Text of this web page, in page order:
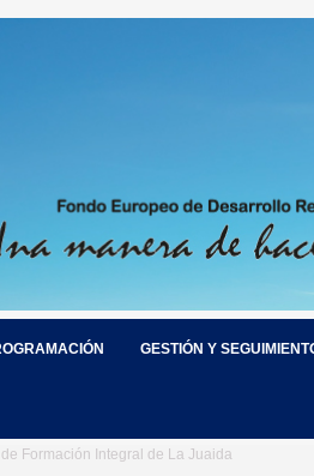
GESTIÓN Y
Formación Integral de La Juaida